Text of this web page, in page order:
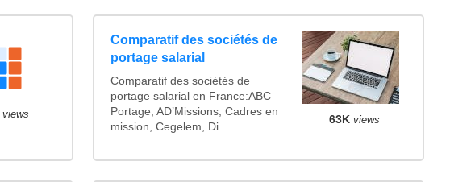
views
Comparatif des sociétés de
portage salarial
Comparatif des sociétés de
portage salarial en France:ABC
Portage, AD’Missions, Cadres en
mission, Cegelem, Di...
63K views